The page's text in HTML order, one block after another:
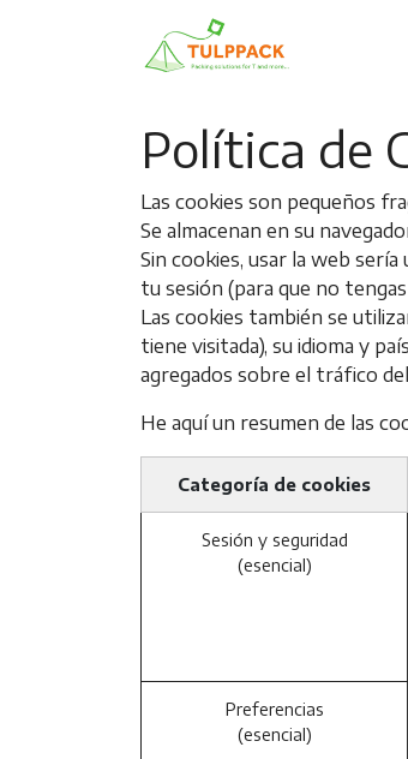
Política de
Las cookies son pequeños
Se almacenan en su
Sin cookies, usar la web
tu sesión (para que no
Las cookies también se
tiene visitada), su idioma y
agregados sobre el tráfico
He aquí un resumen de las
Categoría de cookies
Sesión y seguridad
(esencial)
Preferencias
(esencial)